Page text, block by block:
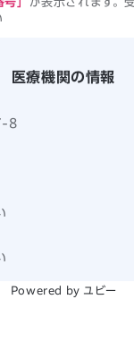
医療機関の情報
8
Powered by ユビー